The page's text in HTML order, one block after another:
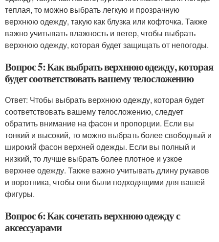
теплая, то можно выбрать легкую и прозрачную
верхнюю одежду, такую как блузка или кофточка. Также
важно учитывать влажность и ветер, чтобы выбрать
верхнюю одежду, которая будет защищать от непогоды.
Вопрос 5: Как выбрать верхнюю одежду, которая
будет соответствовать вашему телосложению
Ответ: Чтобы выбрать верхнюю одежду, которая будет
соответствовать вашему телосложению, следует
обратить внимание на фасон и пропорции. Если вы
тонкий и высокий, то можно выбрать более свободный и
широкий фасон верхней одежды. Если вы полный и
низкий, то лучше выбрать более плотное и узкое
верхнее одежду. Также важно учитывать длину рукавов
и воротника, чтобы они были подходящими для вашей
фигуры.
Вопрос 6: Как сочетать верхнюю одежду с
аксессуарами